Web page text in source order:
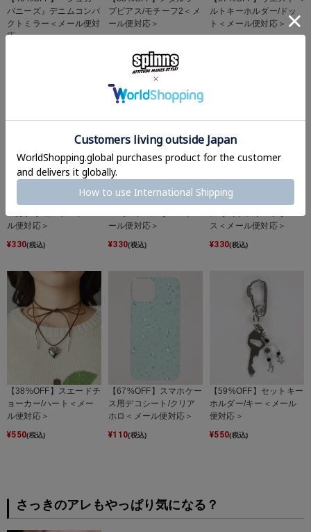
バニーズ』デニムコンパ
クトミラー＜メール便対
応＞
プピアス/モチーフ2＜メ
ール便対応＞
ルトキーホルダー/ドッ
ト＜メール便対応＞
ーカフ/チェーン＜メー
ル便対応＞
¥330(税込)
ール便対応＞
¥330(税込)
【63%OFF】細ネックレ
ス＜メール便対応＞
¥330(税込)
【38%OFF】スエードチ
ョーカー/ハート＜メー
ル便対応＞
¥550(税込)
【67%OFF】スマホケー
ス用デコシート/クリア
ホロ＜メール便対応＞
¥110(税込)
【59%OFF】セットキー
ホルダー/キー＜メール
便対応＞
¥550(税込)
さっきのアレもやっぱり気になる？